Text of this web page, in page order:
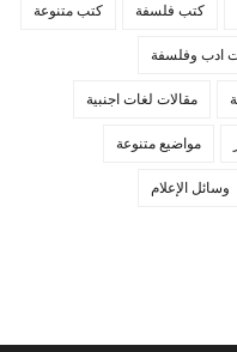
كتب فلسفة كتب متنوعة
ادب وفلسفة
مقالات لغات اجنبية
مواضيع متنوعة
وسائل الإعلام